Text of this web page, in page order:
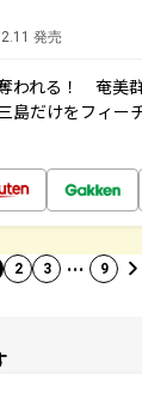
発売
われる！ 奄美
島だけをフィー
2 3 … 9